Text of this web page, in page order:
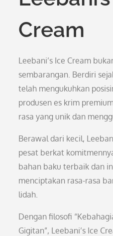
Cream
Leebani’s Ice Cream
sembarangan. Berdiri
telah mengukuhkan
produsen es krim
rasa yang unik dan
Berawal dari kecil,
pesat berkat
bahan baku terbaik dan
menciptakan rasa-rasa
lidah.
Dengan filosofi
Gigitan”, Leebani’s Ice